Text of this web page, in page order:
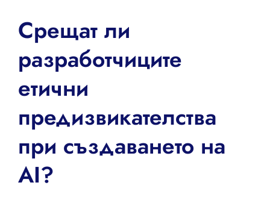
Срещат ли
разработчиците
етични
предизвикателства
при създаването на
AI?